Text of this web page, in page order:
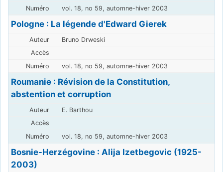
vol. 18, no 59, automne-hiver 2003
Pologne : La légende d'Edward Gierek
Bruno Drweski
vol. 18, no 59, automne-hiver 2003
Roumanie : Révision de la Constitution,
abstention et corruption
E. Barthou
vol. 18, no 59, automne-hiver 2003
Bosnie-Herzégovine : Alija Izetbegovic (1925-
2003)